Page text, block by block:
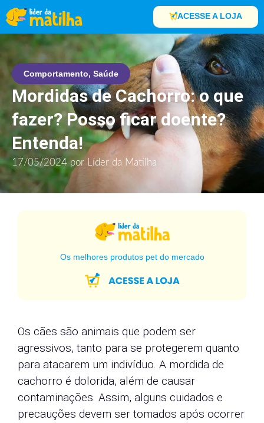
ACESSE A LOJA
Comportamento, Saúde
Mordidas de Cachorro: o que
fazer? Posso ficar doente?
Entenda!
17/05/2024 por Líder da Matilha
Os melhores produtos pet do mercado
Os cães são animais que podem ser
agressivos, tanto para se protegerem quanto
para atacarem um indivíduo. A mordida de
cachorro é dolorida, além de causar
contaminações. Assim, alguns cuidados e
precauções devem ser tomados após ocorrer